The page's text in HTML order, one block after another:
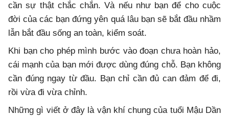
cần sự thật chắc chắn. Và nếu như bạn để cho cuộc
đời của các bạn đứng yên quá lâu bạn sẽ bắt đầu nhầm
lẫn bắt đầu sống an toàn, kiểm soát.
Khi bạn cho phép mình bước vào đoạn chưa hoàn hảo,
cái mạnh của bạn mới được dùng đúng chỗ. Bạn không
cần đúng ngay từ đầu. Bạn chỉ cần đủ can đảm để đi,
rồi vừa đi vừa chỉnh.
Những gì viết ở đây là vận khí chung của tuổi Mậu Dần